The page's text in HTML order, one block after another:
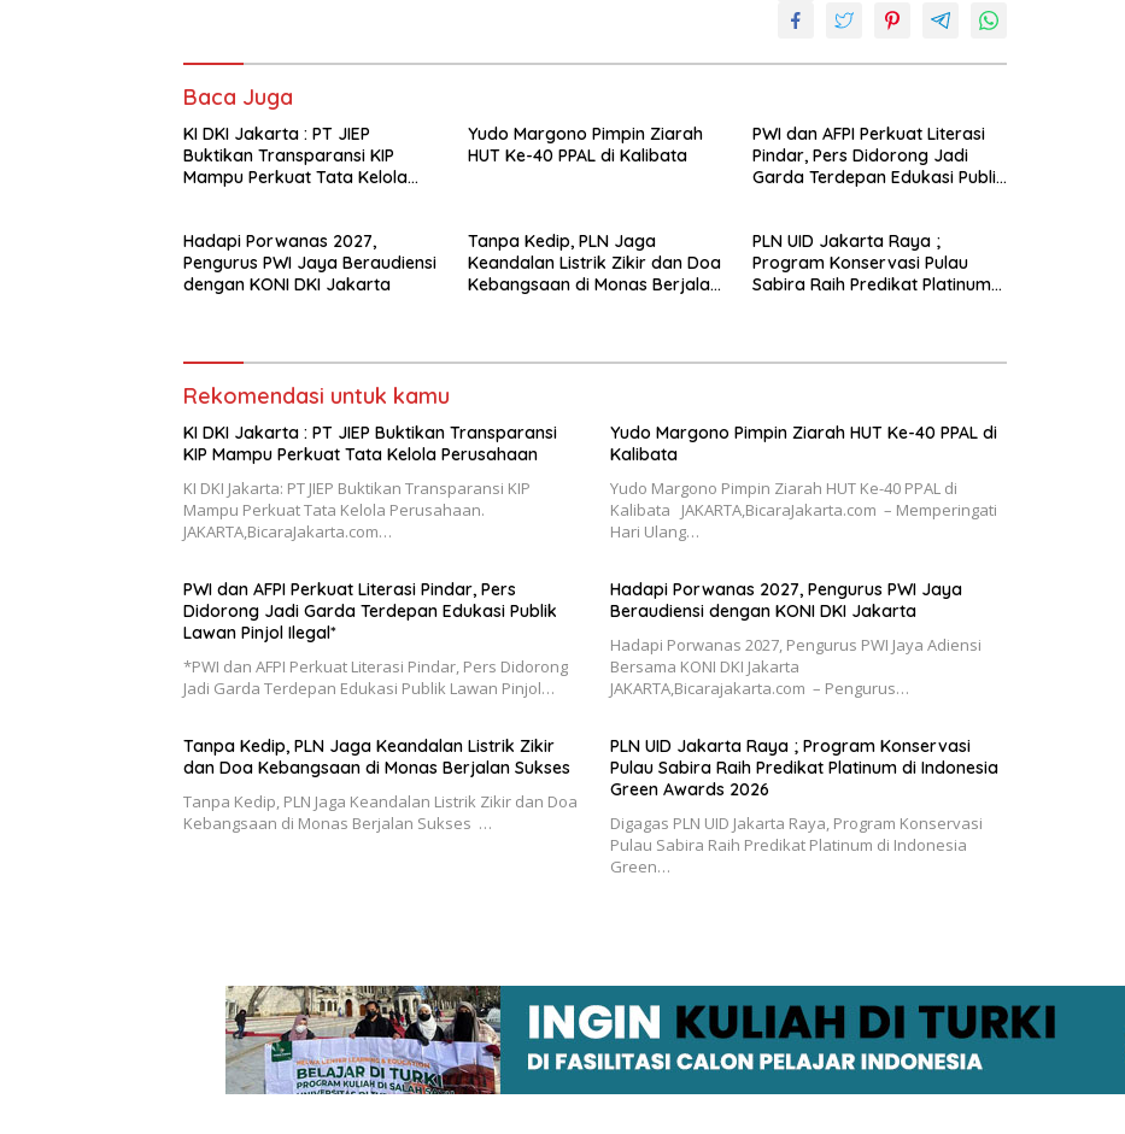
Baca Juga
KI DKI Jakarta : PT JIEP
Buktikan Transparansi KIP
Mampu Perkuat Tata Kelola
Yudo Margono Pimpin Ziarah
HUT Ke-40 PPAL di Kalibata
PWI dan AFPI Perkuat Literasi
Pindar, Pers Didorong Jadi
Garda Terdepan Edukasi Publik
Hadapi Porwanas 2027,
Pengurus PWI Jaya Beraudiensi
dengan KONI DKI Jakarta
Tanpa Kedip, PLN Jaga
Keandalan Listrik Zikir dan Doa
Kebangsaan di Monas Berjalan
PLN UID Jakarta Raya ;
Program Konservasi Pulau
Sabira Raih Predikat Platinum
Rekomendasi untuk kamu
KI DKI Jakarta : PT JIEP Buktikan Transparansi
KIP Mampu Perkuat Tata Kelola Perusahaan
KI DKI Jakarta: PT JIEP Buktikan Transparansi KIP
Mampu Perkuat Tata Kelola Perusahaan.
JAKARTA,BicaraJakarta.com…
Yudo Margono Pimpin Ziarah HUT Ke-40 PPAL di
Kalibata
Yudo Margono Pimpin Ziarah HUT Ke-40 PPAL di
Kalibata JAKARTA,BicaraJakarta.com – Memperingati
Hari Ulang…
PWI dan AFPI Perkuat Literasi Pindar, Pers
Didorong Jadi Garda Terdepan Edukasi Publik
Lawan Pinjol Ilegal*
*PWI dan AFPI Perkuat Literasi Pindar, Pers Didorong
Jadi Garda Terdepan Edukasi Publik Lawan Pinjol…
Hadapi Porwanas 2027, Pengurus PWI Jaya
Beraudiensi dengan KONI DKI Jakarta
Hadapi Porwanas 2027, Pengurus PWI Jaya Adiensi
Bersama KONI DKI Jakarta
JAKARTA,Bicarajakarta.com – Pengurus…
Tanpa Kedip, PLN Jaga Keandalan Listrik Zikir
dan Doa Kebangsaan di Monas Berjalan Sukses
Tanpa Kedip, PLN Jaga Keandalan Listrik Zikir dan Doa
Kebangsaan di Monas Berjalan Sukses …
PLN UID Jakarta Raya ; Program Konservasi
Pulau Sabira Raih Predikat Platinum di Indonesia
Green Awards 2026
Digagas PLN UID Jakarta Raya, Program Konservasi
Pulau Sabira Raih Predikat Platinum di Indonesia
Green…